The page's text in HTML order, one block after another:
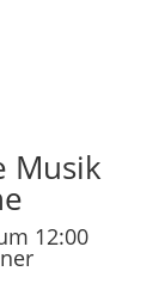
Musik
12:00